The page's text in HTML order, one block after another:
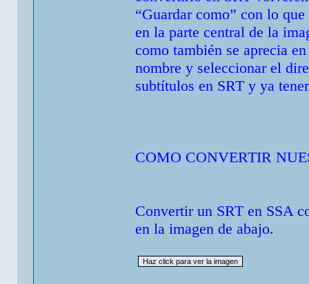
“Guardar como” con lo
en la parte central de la
como también se aprecia
nombre y seleccionar el
subtítulos en SRT y ya
COMO CONVERTIR
Convertir un SRT en SSA
en la imagen de abajo.